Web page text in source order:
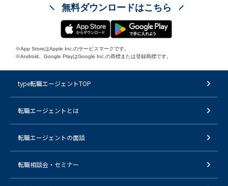
無料ダウンロードはこちら
※App StoreはApple Inc.のサービスマークです。
※Android、Google PlayはGoogle Inc.の商標または登録商標です。
type転職エージェントTOP
転職エージェントとは
転職エージェントの面談
転職相談会・セミナー